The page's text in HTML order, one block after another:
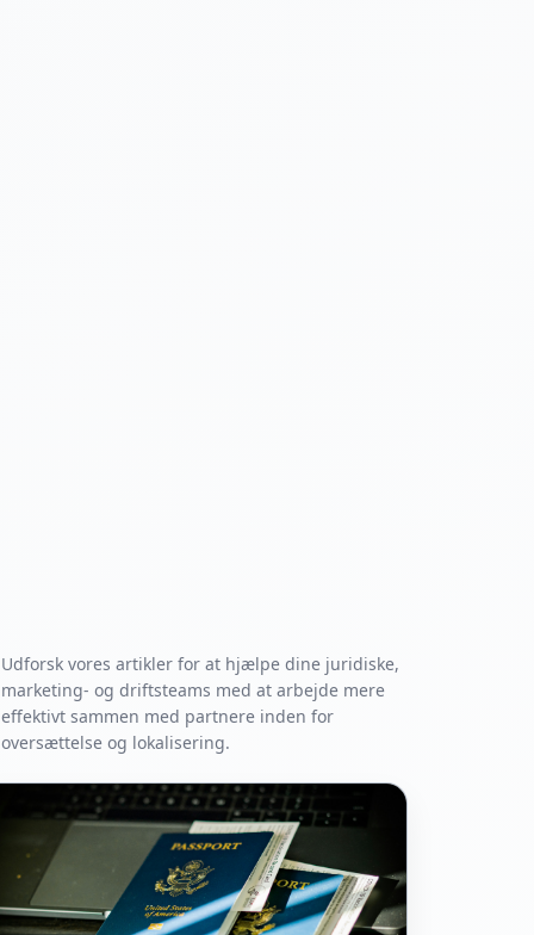
Udforsk vores artikler for at hjælpe dine juridiske,
marketing- og driftsteams med at arbejde mere
effektivt sammen med partnere inden for
oversættelse og lokalisering.